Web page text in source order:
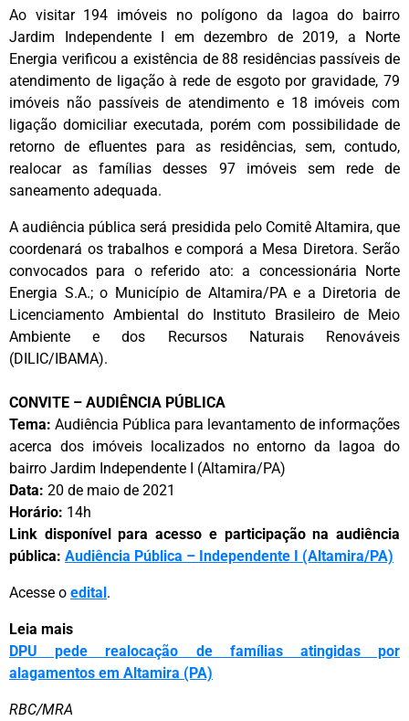
Ao visitar 194 imóveis no polígono da lagoa do bairro
Jardim Independente I em dezembro de 2019, a Norte
Energia verificou a existência de 88 residências passíveis de
atendimento de ligação à rede de esgoto por gravidade, 79
imóveis não passíveis de atendimento e 18 imóveis com
ligação domiciliar executada, porém com possibilidade de
retorno de efluentes para as residências, sem, contudo,
realocar as famílias desses 97 imóveis sem rede de
saneamento adequada.
A audiência pública será presidida pelo Comitê Altamira, que
coordenará os trabalhos e comporá a Mesa Diretora. Serão
convocados para o referido ato: a concessionária Norte
Energia S.A.; o Município de Altamira/PA e a Diretoria de
Licenciamento Ambiental do Instituto Brasileiro de Meio
Ambiente e dos Recursos Naturais Renováveis
(DILIC/IBAMA).
CONVITE – AUDIÊNCIA PÚBLICA
Tema: Audiência Pública para levantamento de informações
acerca dos imóveis localizados no entorno da lagoa do
bairro Jardim Independente I (Altamira/PA)
Data: 20 de maio de 2021
Horário: 14h
Link disponível para acesso e participação na audiência
pública: Audiência Pública – Independente I (Altamira/PA)
Acesse o edital.
Leia mais
DPU pede realocação de famílias atingidas por
alagamentos em Altamira (PA)
RBC/MRA